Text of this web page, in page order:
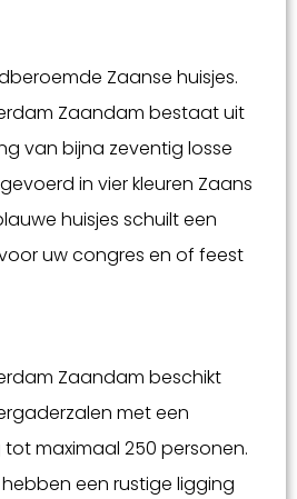
Zaanse huisjes.
Zaandam bestaat uit
van bijna zeventig losse
in vier kleuren Zaans
huisjes schuilt een
uw congres en of feest
Zaandam beschikt
met een
maximaal 250 personen.
een rustige ligging